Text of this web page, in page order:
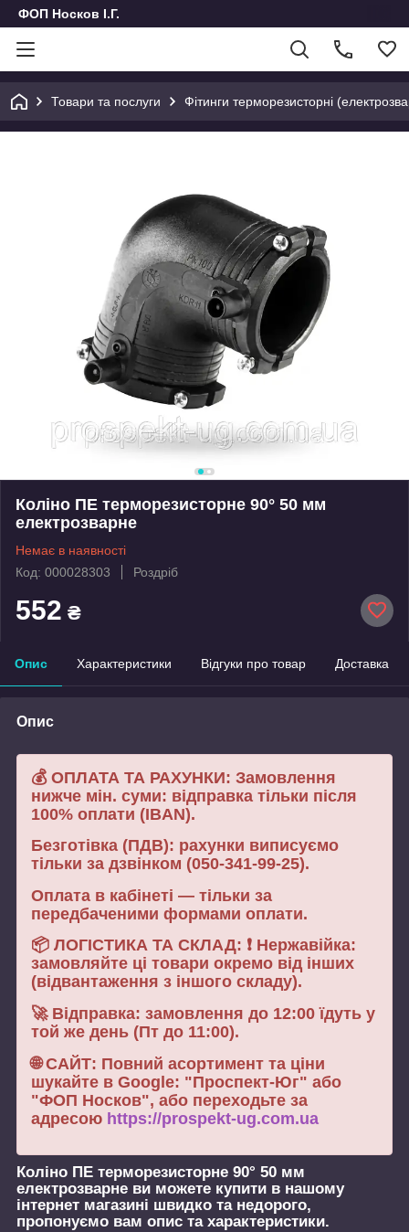
ФОП Носков І.Г.
Товари та послуги Фітинги терморезисторні
Коліно ПЕ терморезисторне 90° 50 мм
електрозварне
Немає в наявності
Код: 000028303
Роздріб
552 ₴
Опис Характеристики Відгуки про товар Доставка
Опис
💰 ОПЛАТА ТА РАХУНКИ: Замовлення
нижче мін. суми: відправка тільки після
100% оплати (IBAN).
Безготівка (ПДВ): рахунки виписуємо
тільки за дзвінком (050-341-99-25).
Оплата в кабінеті — тільки за
передбаченими формами оплати.
📦 ЛОГІСТИКА ТА СКЛАД: ❗ Нержавійка:
замовляйте ці товари окремо від інших
(відвантаження з іншого складу).
🚀 Відправка: замовлення до 12:00 їдуть у
той же день (Пт до 11:00).
🌐 САЙТ: Повний асортимент та ціни
шукайте в Google: "Проспект-Юг" або
"ФОП Носков", або переходьте за
адресою https://prospekt-ug.com.ua
Коліно ПЕ терморезисторне 90° 50 мм
електрозварне ви можете купити в нашому
інтернет магазині швидко та недорого,
пропонуємо вам опис та характеристики.